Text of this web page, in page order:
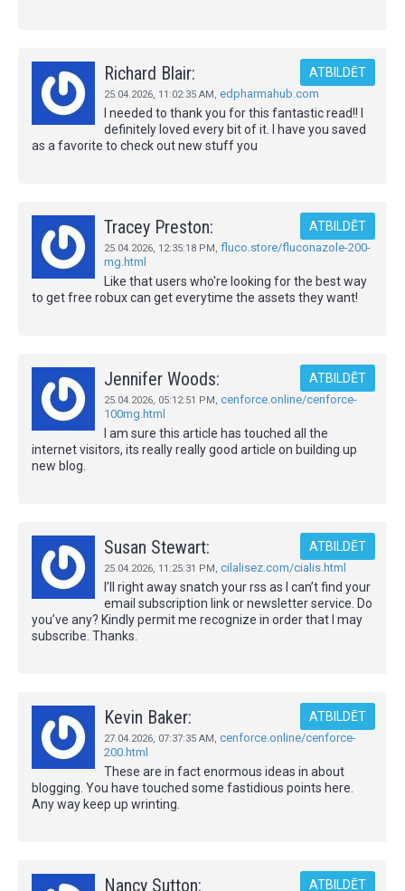
Richard Blair:
25.04.2026, 11:02:35 AM, edpharmahub.com
ATBILDĒT
I needed to thank you for this fantastic read!! I
definitely loved every bit of it. I have you saved
as a favorite to check out new stuff you
Tracey Preston:
25.04.2026, 12:35:18 PM, fluco.store/fluconazole-200-
mg.html
ATBILDĒT
Like that users who're looking for the best way
to get free robux can get everytime the assets they want!
Jennifer Woods:
25.04.2026, 05:12:51 PM, cenforce.online/cenforce-
100mg.html
ATBILDĒT
I am sure this article has touched all the
internet visitors, its really really good article on building up
new blog.
Susan Stewart:
25.04.2026, 11:25:31 PM, cilalisez.com/cialis.html
ATBILDĒT
I’ll right away snatch your rss as I can’t find your
email subscription link or newsletter service. Do
you’ve any? Kindly permit me recognize in order that I may
subscribe. Thanks.
Kevin Baker:
27.04.2026, 07:37:35 AM, cenforce.online/cenforce-
200.html
ATBILDĒT
These are in fact enormous ideas in about
blogging. You have touched some fastidious points here.
Any way keep up wrinting.
Nancy Sutton: ATBILDĒT